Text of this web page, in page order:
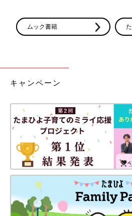
ムック書籍
キャンペーン